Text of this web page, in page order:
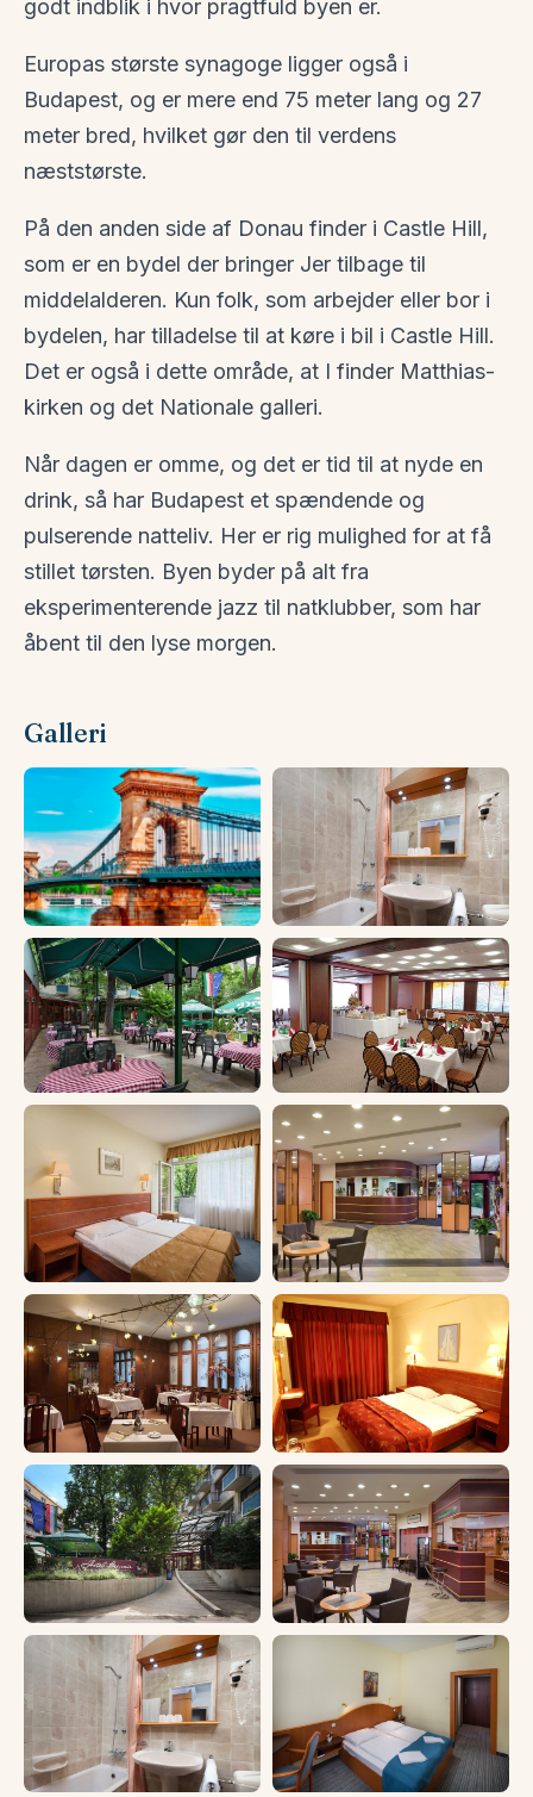
godt indblik i hvor pragtfuld byen er.
Europas største synagoge ligger også i
Budapest, og er mere end 75 meter lang og 27
meter bred, hvilket gør den til verdens
næststørste.
På den anden side af Donau finder i Castle Hill,
som er en bydel der bringer Jer tilbage til
middelalderen. Kun folk, som arbejder eller bor i
bydelen, har tilladelse til at køre i bil i Castle Hill.
Det er også i dette område, at I finder Matthias-
kirken og det Nationale galleri.
Når dagen er omme, og det er tid til at nyde en
drink, så har Budapest et spændende og
pulserende natteliv. Her er rig mulighed for at få
stillet tørsten. Byen byder på alt fra
eksperimenterende jazz til natklubber, som har
åbent til den lyse morgen.
Galleri